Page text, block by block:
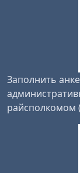
Заполнить
райсполкомом